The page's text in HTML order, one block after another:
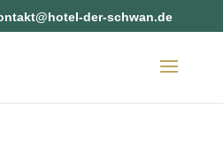
der-schwan.de